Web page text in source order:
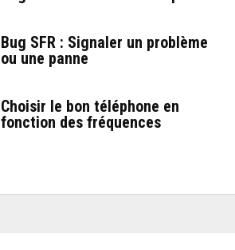
Bug SFR : Signaler un problème
ou une panne
Choisir le bon téléphone en
fonction des fréquences